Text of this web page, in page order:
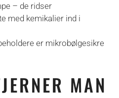
– de ridser
med kemikalier ind i
er mikrobølgesikre
MAN